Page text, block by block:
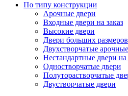
По типу конструкции
Арочные двери
Входные двери на заказ
Высокие двери
Двери больших размеров
Двухстворчатые
Нестандартные двери на
Одностворчатые двери
Полуторастворчатые
Двустворчатые двери